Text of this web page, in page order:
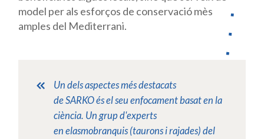
model per als esforços de conservació mès
amples del Mediterrani.
Un dels aspectes més destacats
deSARKOés el seu enfocament basat en la
ciència. Un grup d'experts
enelasmobranquis (taurons i rajades) del